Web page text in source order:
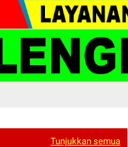
Tunjukkan semua